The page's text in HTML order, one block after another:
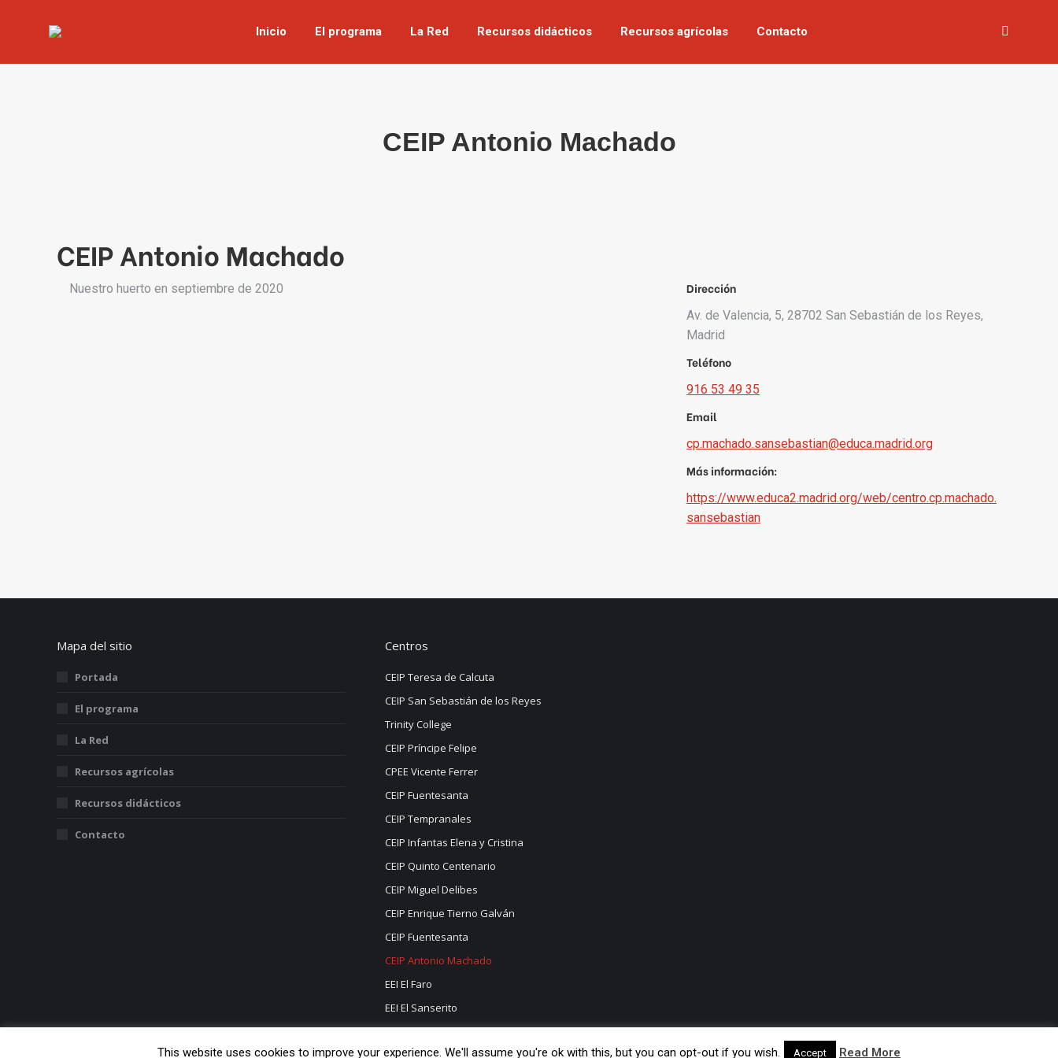
Inicio El programa La Red Recursos didácticos Recursos agrícolas Contacto Buscar:
CEIP Antonio Machado
CEIP Antonio Machado
Nuestro huerto en septiembre de 2020 Dirección
Av. de Valencia, 5, 28702 San Sebastián de los Reyes,
Madrid
Teléfono
916 53 49 35
Email
cp.machado.sansebastian@educa.madrid.org
Más información:
https://www.educa2.madrid.org/web/centro.cp.machado.
sansebastian
Mapa del sitio
Portada
El programa
La Red
Recursos agrícolas
Recursos didácticos
Contacto
Centros
CEIP Teresa de Calcuta
CEIP San Sebastián de los Reyes
Trinity College
CEIP Príncipe Felipe
CPEE Vicente Ferrer
CEIP Fuentesanta
CEIP Tempranales
CEIP Infantas Elena y Cristina
CEIP Quinto Centenario
CEIP Miguel Delibes
CEIP Enrique Tierno Galván
CEIP Fuentesanta
CEIP Antonio Machado
EEI El Faro
EEI El Sanserito
EEI Las Cumbres
This website uses cookies to improve your experience. We'll assume you're ok with this, but you can opt-out if you wish.
Accept Read More